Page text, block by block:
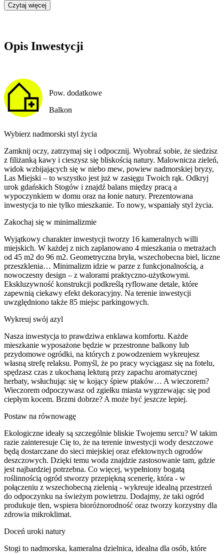
Czytaj więcej
Opis Inwestycji
Pow. dodatkowe
Balkon
Wybierz nadmorski styl życia
Zamknij oczy, zatrzymaj się i odpocznij. Wyobraź sobie, że siedzisz
z filiżanką kawy i cieszysz się bliskością natury. Malownicza zieleń,
widok wzbijających się w niebo mew, powiew nadmorskiej bryzy,
Las Miejski – to wszystko jest już w zasięgu Twoich rąk. Odkryj
urok gdańskich Stogów i znajdź balans między pracą a
wypoczynkiem w domu oraz na łonie natury. Prezentowana
inwestycja to nie tylko mieszkanie. To nowy, wspaniały styl życia.
Zakochaj się w minimalizmie
Wyjątkowy charakter inwestycji tworzy 16 kameralnych willi
miejskich. W każdej z nich zaplanowano 4 mieszkania o metrażach
od 45 m2 do 96 m2. Geometryczna bryła, wszechobecna biel, liczne
przeszklenia… Minimalizm idzie w parze z funkcjonalnością, a
nowoczesny design – z walorami praktyczno-użytkowymi.
Ekskluzywność konstrukcji podkreślą ryflowane detale, które
zapewnią ciekawy efekt dekoracyjny. Na terenie inwestycji
uwzględniono także 85 miejsc parkingowych.
Wykreuj swój azyl
Nasza inwestycja to prawdziwa enklawa komfortu. Każde
mieszkanie wyposażone będzie w przestronne balkony lub
przydomowe ogródki, na których z powodzeniem wykreujesz
własną strefę relaksu. Pomyśl, że po pracy wyciągasz się na fotelu,
spędzasz czas z ukochaną lekturą przy zapachu aromatycznej
herbaty, wsłuchując się w kojący śpiew ptaków… A wieczorem?
Wieczorem odpoczywasz od zgiełku miasta wygrzewając się pod
ciepłym kocem. Brzmi dobrze? A może być jeszcze lepiej.
Postaw na równowagę
Ekologiczne ideały są szczególnie bliskie Twojemu sercu? W takim
razie zainteresuje Cię to, że na terenie inwestycji wody deszczowe
będą dostarczane do sieci miejskiej oraz efektownych ogrodów
deszczowych. Dzięki temu woda znajdzie zastosowanie tam, gdzie
jest najbardziej potrzebna. Co więcej, wypełniony bogatą
roślinnością ogród stworzy przepiękną scenerię, która - w
połączeniu z wszechobecną zielenią - wykreuje idealną przestrzeń
do odpoczynku na świeżym powietrzu. Dodajmy, że taki ogród
produkuje tlen, wspiera bioróżnorodność oraz tworzy korzystny dla
zdrowia mikroklimat.
Doceń uroki natury
Stogi to nadmorska, kameralna dzielnica, idealna dla osób, które